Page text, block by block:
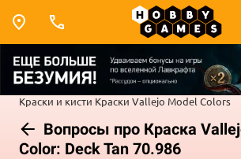
Краски и кисти Краски Vallejo Model Colors
Вопросы про Краска
Color: Deck Tan 70.986